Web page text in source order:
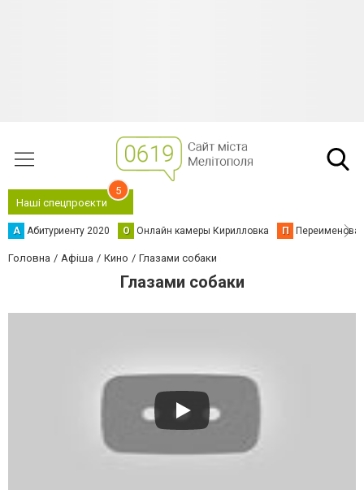
Наші спецпроєкти
5
А Абитуриенту 2020 О Онлайн камеры Кирилловка П
Головна Афіша Кино Глазами собаки
Глазами собаки